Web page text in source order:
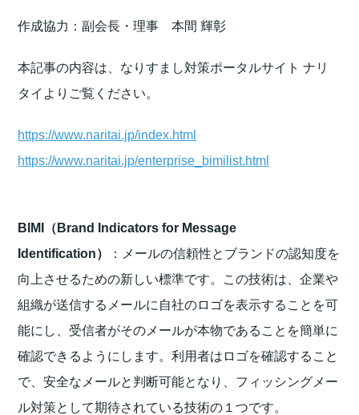
作成協力：副会長・理事 本間 輝彰
本記事の内容は、なりすまし対策ポータルサイト ナリ
タイよりご覧ください。
https://www.naritai.jp/index.html
https://www.naritai.jp/enterprise_bimilist.html
BIMI（Brand Indicators for Message
Identification）
：メールの信頼性とブランドの認知度を
向上させるための新しい標準です。この技術は、企業や
組織が送信するメールに自社のロゴを表示することを可
能にし、受信者がそのメールが本物であることを簡単に
確認できるようにします。利用者はロゴを確認すること
で、安全なメールと判断可能となり、フィッシングメー
ル対策として期待されている技術の１つです。